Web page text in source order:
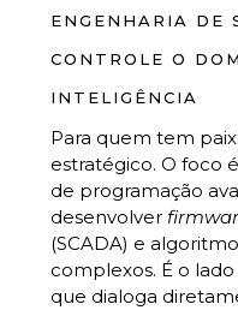
ENGENHARIA DE
CONTROLE O
INTELIGÊNCIA
Para quem tem
estratégico. O foco
de programação
desenvolver
(SCADA) e
complexos. É o
que dialoga